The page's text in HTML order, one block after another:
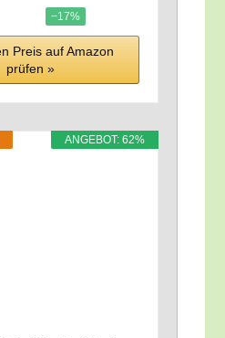
−17%
Preis auf Ama­zon
prü­fen »
ANGE­BOT: 62%